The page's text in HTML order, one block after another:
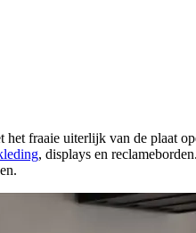
fraaie uiterlijk van de plaat
, displays en